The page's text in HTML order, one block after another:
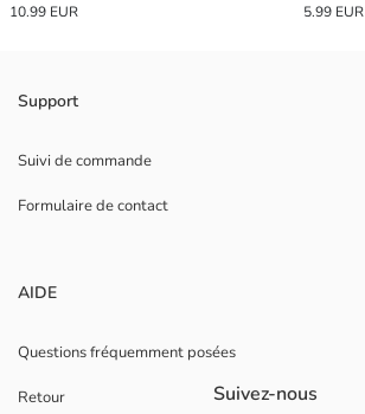
10.99 EUR
5.99 EUR
Support
Suivi de commande
Formulaire de contact
AIDE
Questions fréquemment posées
Retour Suivez-nous